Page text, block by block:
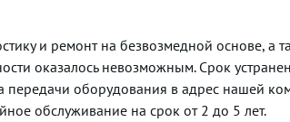
MAC-адресов, статические
и ремонт на безвозмедной основе, а
оказалось невозможным. Срок
передачи оборудования в адрес нашей
обслуживание на срок от 2 до 5 лет.